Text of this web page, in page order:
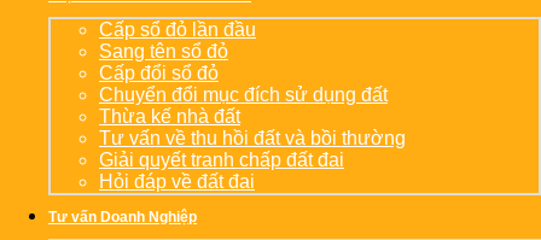
Cấp sổ đỏ lần đầu
Sang tên sổ đỏ
Cấp đổi sổ đỏ
Chuyển đổi mục đích sử dụng đất
Thừa kế nhà đất
Tư vấn về thu hồi đất và bồi thường
Giải quyết tranh chấp đất đai
Hỏi đáp về đất đai
Tư vấn Doanh Nghiệp